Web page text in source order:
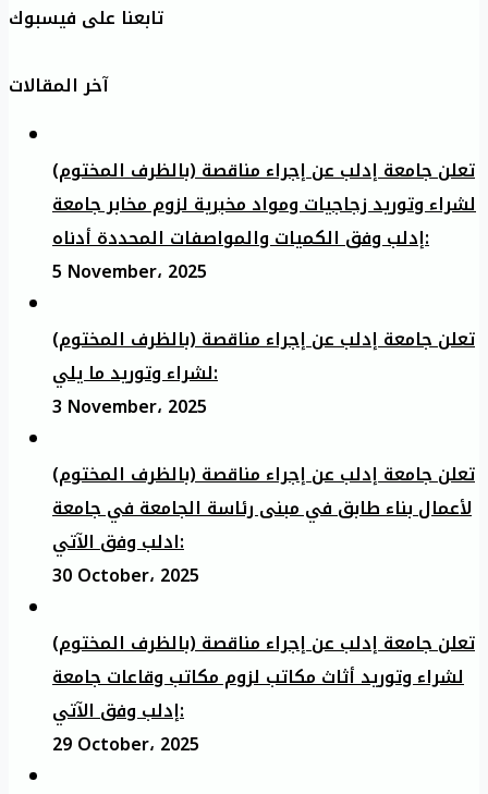
تابعنا على فيسبوك
آخر المقالات
تعلن جامعة إدلب عن إجراء مناقصة (بالظرف المختوم)
لشراء وتوريد زجاجيات ومواد مخبرية لزوم مخابر جامعة
إدلب وفق الكميات والمواصفات المحددة أدناه:
5 November، 2025
تعلن جامعة إدلب عن إجراء مناقصة (بالظرف المختوم)
لشراء وتوريد ما يلي:
3 November، 2025
تعلن جامعة إدلب عن إجراء مناقصة (بالظرف المختوم)
لأعمال بناء طابق في مبنى رئاسة الجامعة في جامعة
ادلب وفق الآتي:
30 October، 2025
تعلن جامعة إدلب عن إجراء مناقصة (بالظرف المختوم)
لشراء وتوريد أثاث مكاتب لزوم مكاتب وقاعات جامعة
إدلب وفق الآتي:
29 October، 2025